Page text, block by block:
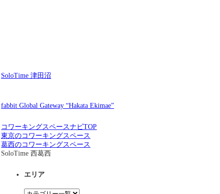
SoloTime 津田沼
fabbit Global Gateway “Hakata Ekimae”
コワーキングスペースナビTOP
東京のコワーキングスペース
葛西のコワーキングスペース
SoloTime 西葛西
エリア